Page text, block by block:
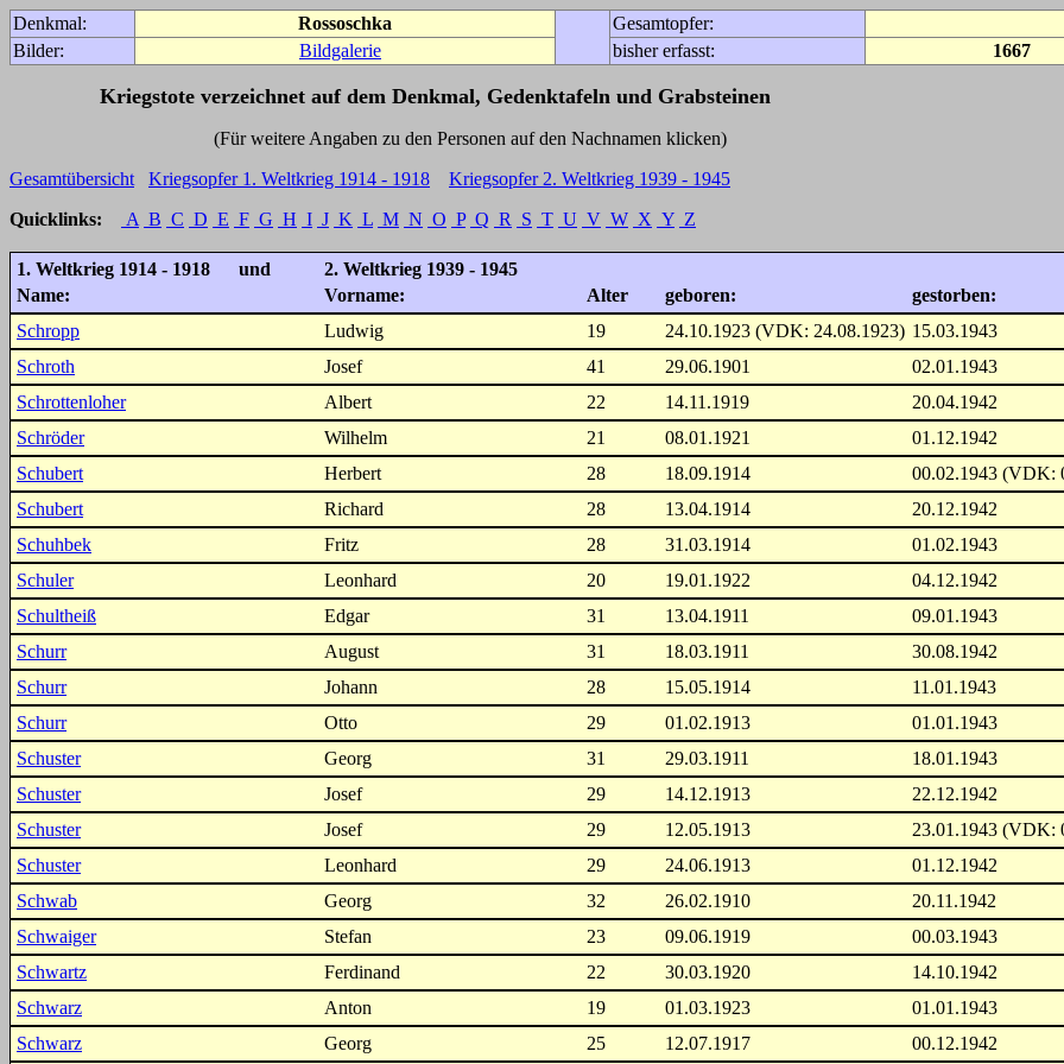
Denkmal: Rossoschka
Gesamtopfer:
Bilder:
Bildgalerie bisher erfasst: 1667
Kriegstote verzeichnet auf dem Denkmal, Gedenktafeln und Grabsteinen
(Für weitere Angaben zu den Personen auf den Nachnamen klicken)
Gesamtübersicht
Kriegsopfer 1. Weltkrieg 1914 - 1918
Kriegsopfer 2. Weltkrieg 1939 - 1945
Quicklinks:
A B C D E F G H I J K L M N O P Q R S T U V W X Y Z
1. Weltkrieg 1914 - 1918 und
2. Weltkrieg 1939 - 1945
Name:
Vorname: Alter geboren:
gestorben:
Schropp
Ludwig 19 24.10.1923 (VDK: 24.08.1923) 15.03.1943
Schroth
Josef 41 29.06.1901
02.01.1943
Schrottenloher
Albert 22 14.11.1919
20.04.1942
Schröder
Wilhelm 21 08.01.1921
01.12.1942
Schubert
Herbert 28 18.09.1914
00.02.1943 (VDK:
Schubert
Richard 28 13.04.1914
20.12.1942
Schuhbek
Fritz 28 31.03.1914
01.02.1943
Schuler
Leonhard 20 19.01.1922
04.12.1942
Schultheiß
Edgar 31 13.04.1911
09.01.1943
Schurr
August 31 18.03.1911
30.08.1942
Schurr
Johann 28 15.05.1914
11.01.1943
Schurr
Otto 29 01.02.1913
01.01.1943
Schuster
Georg 31 29.03.1911
18.01.1943
Schuster
Josef 29 14.12.1913
22.12.1942
Schuster
Josef 29 12.05.1913
23.01.1943 (VDK:
Schuster
Leonhard 29 24.06.1913
01.12.1942
Schwab
Georg 32 26.02.1910
20.11.1942
Schwaiger
Stefan 23 09.06.1919
00.03.1943
Schwartz
Ferdinand 22 30.03.1920
14.10.1942
Schwarz
Anton 19 01.03.1923
01.01.1943
Schwarz
Georg 25 12.07.1917 00.12.1942